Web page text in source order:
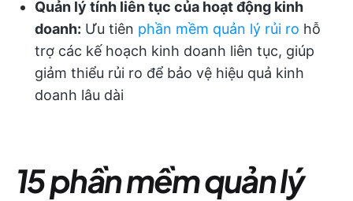
Quản lý tính liên tục của hoạt động kinh
doanh: Ưu tiên phần mềm quản lý rủi ro hỗ
trợ các kế hoạch kinh doanh liên tục, giúp
giảm thiểu rủi ro để bảo vệ hiệu quả kinh
doanh lâu dài
15 phần mềm quản lý